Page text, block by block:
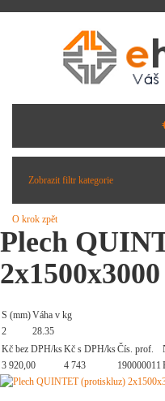
Zobrazit filtr kategorie
O krok zpět
Plech
2x1500x3000
S (mm)Váha v kg
2
28.35
Kč bez DPH/ksKč s DPH/ksČís. prof.
3 920,00
4 743 190000011